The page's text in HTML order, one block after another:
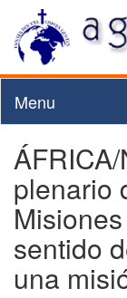
Menu
plenario
sentido
una